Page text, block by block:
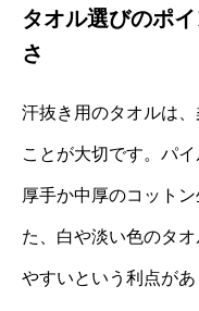
タオル選びのポ
さ
汗抜き用のタオルは
ことが大切です。パ
厚手か中厚のコット
た、白や淡い色のタ
やすいという利点があ